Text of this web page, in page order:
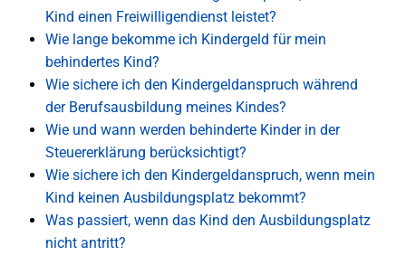
Kind einen Freiwilligendienst leistet?
Wie lange bekomme ich Kindergeld für mein
behindertes Kind?
Wie sichere ich den Kindergeldanspruch während
der Berufsausbildung meines Kindes?
Wie und wann werden behinderte Kinder in der
Steuererklärung berücksichtigt?
Wie sichere ich den Kindergeldanspruch, wenn mein
Kind keinen Ausbildungsplatz bekommt?
Was passiert, wenn das Kind den Ausbildungsplatz
nicht antritt?